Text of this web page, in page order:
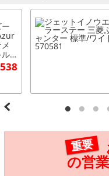
ッ
三
ェ
重要
の営